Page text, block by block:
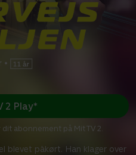
•
blevet påkørt. Han klager over
2 Play*
abonnement på Mit TV 2.